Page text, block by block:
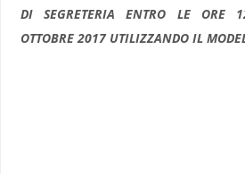
DI SEGRETERIA ENTRO LE ORE
OTTOBRE 2017 UTILIZZANDO IL